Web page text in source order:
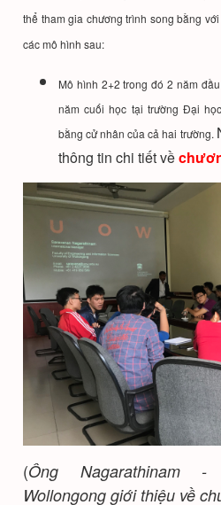
thể tham gia chương trình song bằng
các mô hình sau:
Mô hình 2+2 trong đó 2 năm
năm cuối học tại trường Đại
bằng cử nhân của cả hai trường.
thông tin chi tiết về
(Ông Nagarathinam
Wollongong giới thiệu về